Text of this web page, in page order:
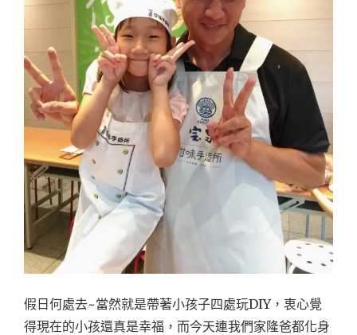
假日何處去~當然就是帶著小孩子四處玩DIY，衷心覺
得現在的小孩還真是幸福，而今天連我們家隆爸都化身